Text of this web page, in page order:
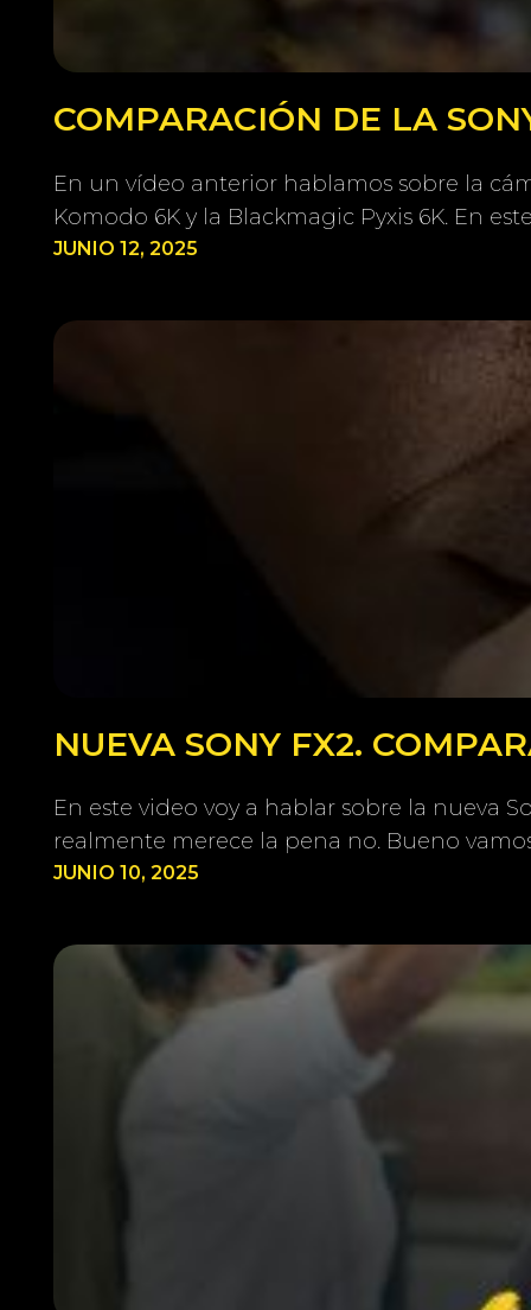
COMPARACIÓN DE LA
En un vídeo anterior hablamos sobre la
Komodo 6K y la Blackmagic Pyxis 6K. En
JUNIO 12, 2025
NUEVA SONY FX2.
En este video voy a hablar sobre la nueva
realmente merece la pena no. Bueno
JUNIO 10, 2025